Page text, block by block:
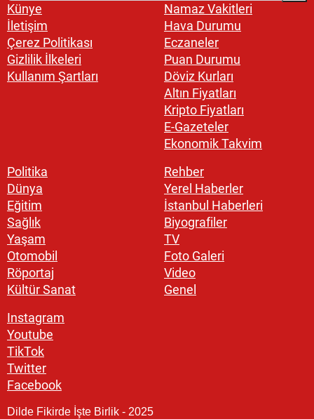
Künye
İletişim
Çerez Politikası
Gizlilik İlkeleri
Kullanım Şartları
Namaz Vakitleri
Hava Durumu
Eczaneler
Puan Durumu
Döviz Kurları
Altın Fiyatları
Kripto Fiyatları
E-Gazeteler
Ekonomik Takvim
Politika
Dünya
Eğitim
Sağlık
Yaşam
Otomobil
Röportaj
Kültür Sanat
Rehber
Yerel Haberler
İstanbul Haberleri
Biyografiler
TV
Foto Galeri
Video
Genel
Instagram
Youtube
TikTok
Twitter
Facebook
Dilde Fikirde İşte Birlik - 2025